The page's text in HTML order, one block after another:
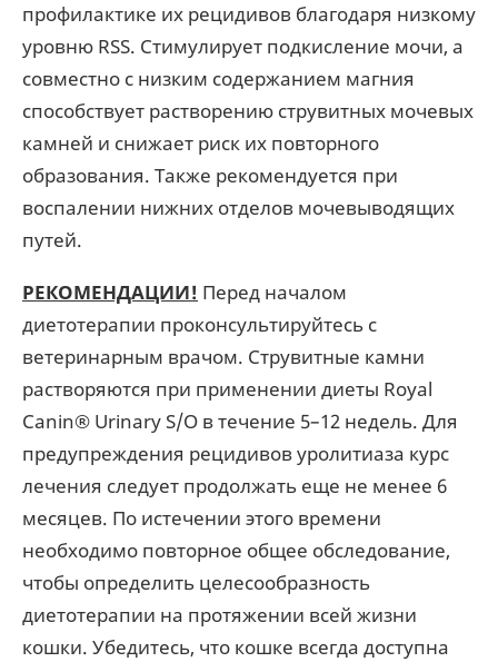
профилактике их рецидивов благодаря низкому
уровню RSS. Стимулирует подкисление мочи, а
совместно с низким содержанием магния
способствует растворению струвитных мочевых
камней и снижает риск их повторного
образования. Также рекомендуется при
воспалении нижних отделов мочевыводящих
путей.
РЕКОМЕНДАЦИИ! Перед началом
диетотерапии проконсультируйтесь с
ветеринарным врачом. Струвитные камни
растворяются при применении диеты Royal
Canin® Urinary S/O в течение 5–12 недель. Для
предупреждения рецидивов уролитиаза курс
лечения следует продолжать еще не менее 6
месяцев. По истечении этого времени
необходимо повторное общее обследование,
чтобы определить целесообразность
диетотерапии на протяжении всей жизни
кошки. Убедитесь, что кошке всегда доступна